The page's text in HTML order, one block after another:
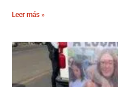
Leer más »